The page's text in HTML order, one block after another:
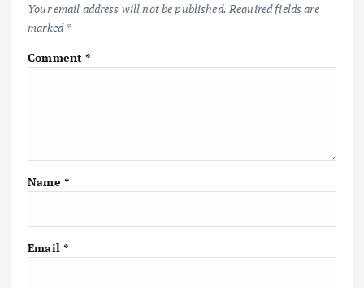
Your email address will not be published. Required fields are
marked*
Comment*
Name *
Email *